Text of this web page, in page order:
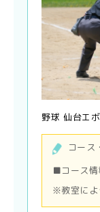
野球 仙台エ
コース
■コース情
※教室によ